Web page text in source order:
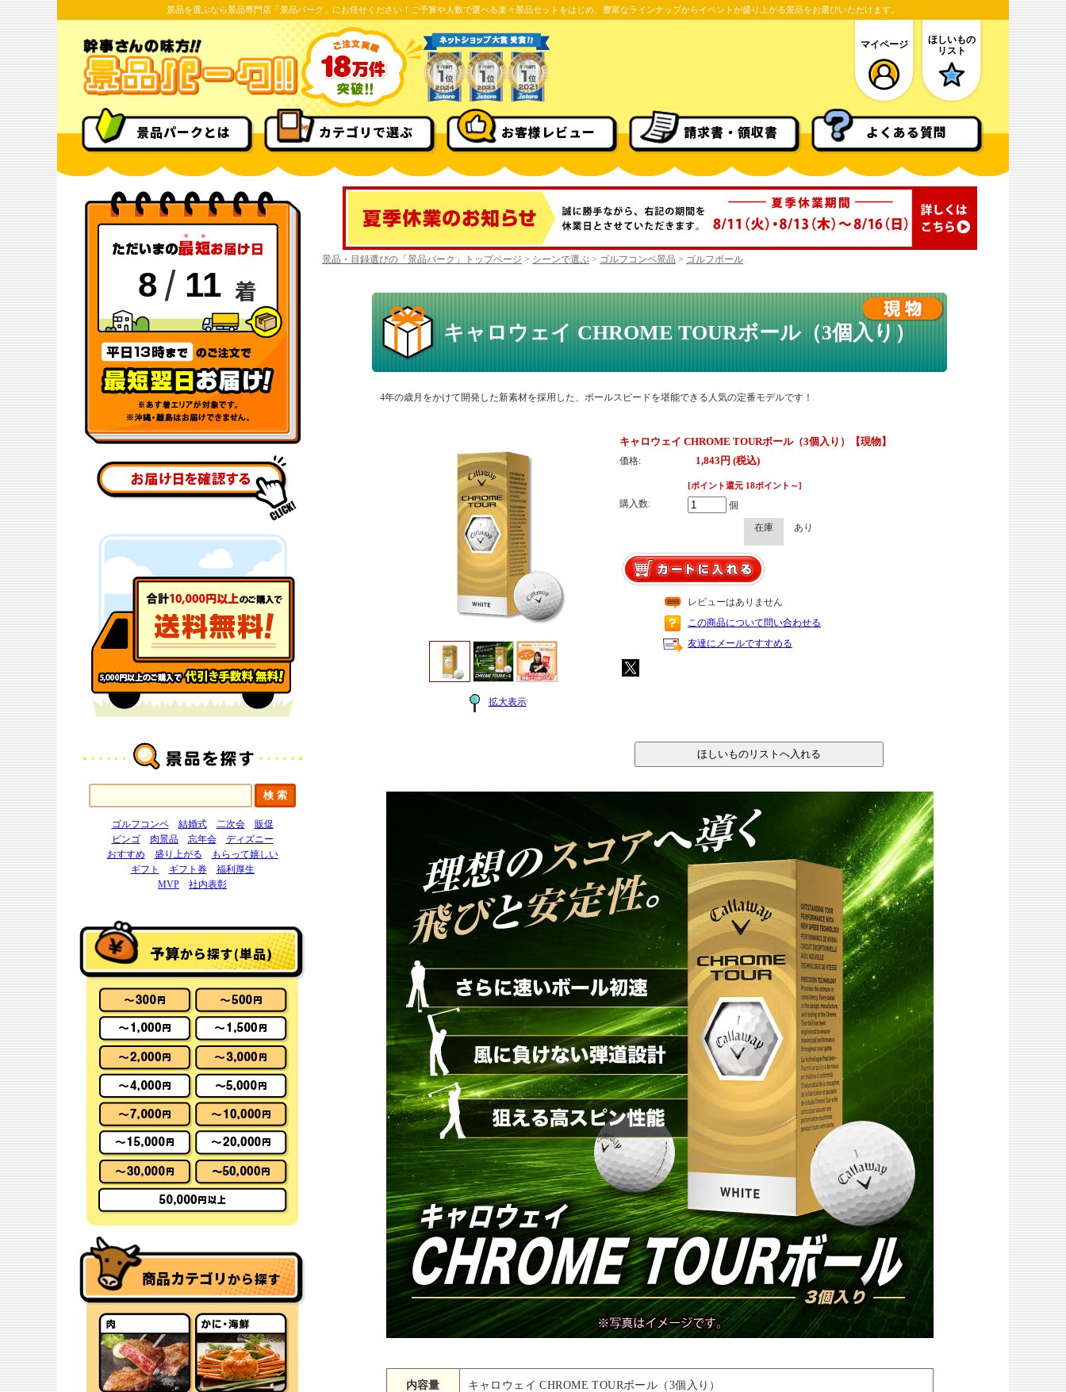
景品を選ぶなら景品専門店「景品パーク」にお任せください！ご予算や人数で選べる楽々景品セットをはじめ、豊富なラインナップからイベントが盛り上がる景品をお選びいただけます。
マイページ
ほしいもの
リスト
景品パークとは カテゴリで選ぶ お客様レビュー 請求書・領収書 よくある質問
8 / 11 着
ゴルフコンペ 結婚式 二次会
販促
ビンゴ
肉景品 忘年会
ディズニー
おすすめ
盛り上がる
もらって嬉しい
ギフト
ギフト券
福利厚生
MVP
社内表彰
予算から探す(単品)
商品カテゴリから探す
景品・目録選びの「景品パーク」トップページ > シーンで選ぶ > ゴルフコンペ景品 > ゴルフボール
キャロウェイ CHROME TOURボール（3個入り）
4年の歳月をかけて開発した新素材を採用した、ボールスピードを堪能できる人気の定番モデルです！
拡大表示
キャロウェイ CHROME TOURボール（3個入り）【現物】
価格: 1,843円 (税込)
[ポイント還元 18ポイント～]
購入数:
個
在庫
あり
レビューはありません
この商品について問い合わせる
友達にメールですすめる
内容量 キャロウェイ CHROME TOURボール（3個入り）